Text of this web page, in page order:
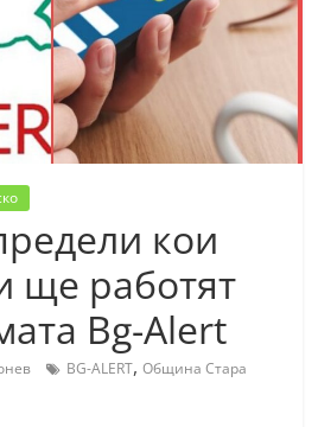
кои
ще работят
Bg-Alert
BG-ALERT,Община Стара